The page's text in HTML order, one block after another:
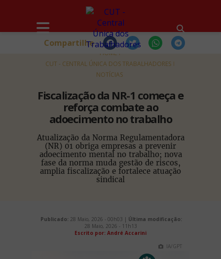
HOME
CUT - CENTRAL ÚNICA DOS TRABALHADORES
NOTÍCIAS
Fiscalização da NR-1 começa e
reforça combate ao
adoecimento no trabalho
Atualização da Norma Regulamentadora
(NR) 01 obriga empresas a prevenir
adoecimento mental no trabalho; nova
fase da norma muda gestão de riscos,
amplia fiscalização e fortalece atuação
sindical
Compartilhe
Publicado: 28 Maio, 2026 - 00h03 | Última modificação:
28 Maio, 2026 - 11h13
Escrito por: André Accarini
IA/GPT